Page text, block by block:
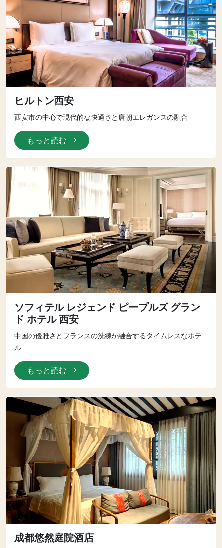
ヒルトン西安
西安市の中心で現代的な快適さと唐朝エレガンスの融合
もっと読む
ソフィテル レジェンド ピープルズ グラン
ド ホテル 西安
中国の優雅さとフランスの洗練が融合するタイムレスなホテ
ル
もっと読む
成都悠然庭院酒店